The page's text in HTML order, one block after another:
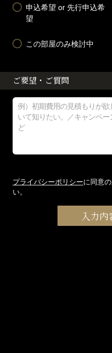
申込希望 or 先行申込希
望
この部屋のみ検討中
ご要望・ご質問
プライバシーポリシーに同意
い。